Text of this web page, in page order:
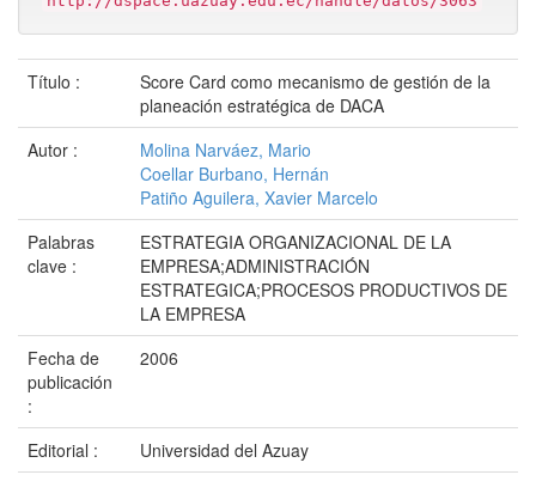
Título :
Score Card como mecanismo de gestión de la
planeación estratégica de DACA
Autor :
Molina Narváez, Mario
Coellar Burbano, Hernán
Patiño Aguilera, Xavier Marcelo
Palabras
clave :
ESTRATEGIA ORGANIZACIONAL DE LA
EMPRESA;ADMINISTRACIÓN
ESTRATEGICA;PROCESOS PRODUCTIVOS DE
LA EMPRESA
Fecha de
publicación
:
2006
Editorial :
Universidad del Azuay